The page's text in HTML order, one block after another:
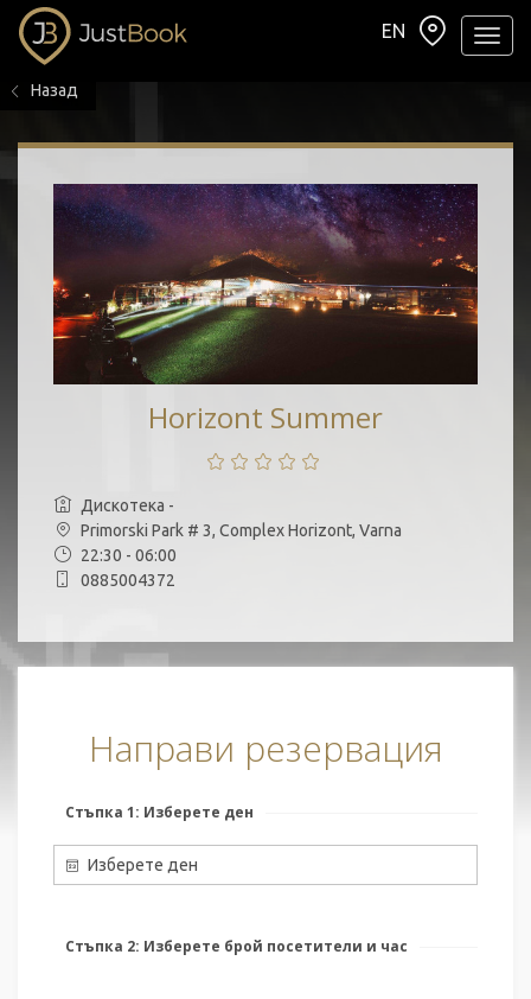
EN
Назад
Horizont Summer
Дискотека -
Primorski Park # 3, Complex Horizont, Varna
22:30 - 06:00
0885004372
Направи резервация
Стъпка 1: Изберете ден
Изберете ден
Стъпка 2: Изберете брой посетители и час